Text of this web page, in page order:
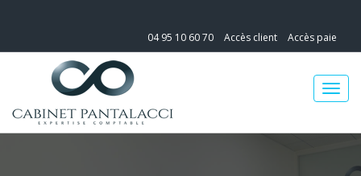
04 95 10 60 70 Accès client Accès paie